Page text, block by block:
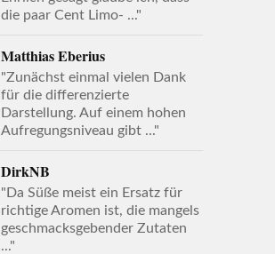
die paar Cent Limo- ..."
Matthias Eberius
"Zunächst einmal vielen Dank
für die differenzierte
Darstellung. Auf einem hohen
Aufregungsniveau gibt ..."
DirkNB
"Da Süße meist ein Ersatz für
richtige Aromen ist, die mangels
geschmacksgebender Zutaten
..."